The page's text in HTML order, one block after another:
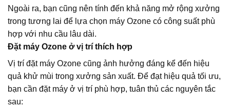
Ngoài ra, bạn cũng nên tính đến khả năng mở rộng xưởng
trong tương lai để lựa chọn máy Ozone có công suất phù
hợp với nhu cầu lâu dài.
Đặt máy Ozone ở vị trí thích hợp
Vị trí đặt máy Ozone cũng ảnh hưởng đáng kể đến hiệu
quả khử mùi trong xưởng sản xuất. Để đạt hiệu quả tối ưu,
bạn cần đặt máy ở vị trí phù hợp, tuân thủ các nguyên tắc
sau: